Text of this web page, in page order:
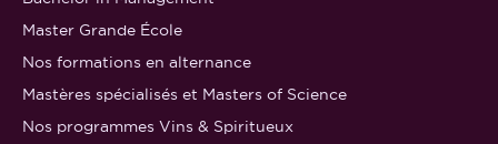
Master Grande École
Nos formations en alternance
Mastères spécialisés et Masters of Science
Nos programmes Vins & Spiritueux